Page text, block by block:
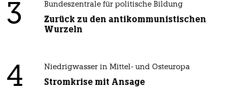
3 Bundeszentrale für politische Bildung
Zurück zu den antikommunistischen
Wurzeln
4 Niedrigwasser in Mittel- und Osteuropa
Stromkrise mit Ansage